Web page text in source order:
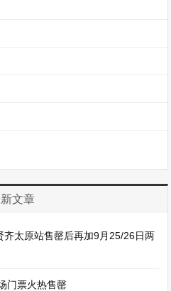
文章
太原站售罄后再加9月25/26日两
门票火热售罄